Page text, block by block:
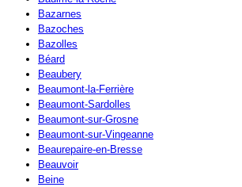
Bazarnes
Bazoches
Bazolles
Béard
Beaubery
Beaumont-la-Ferrière
Beaumont-Sardolles
Beaumont-sur-Grosne
Beaumont-sur-Vingeanne
Beaurepaire-en-Bresse
Beauvoir
Beine